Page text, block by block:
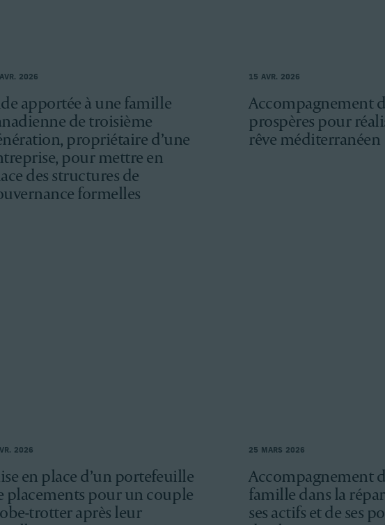
2026
apportée à une famille
de troisième
propriétaire d’une
pour mettre en
des structures de
formelles
15 AVR. 2026
Accompagnement
prospères pour
rêve méditerranéen
2026
en place d’un portefeuille
placements pour un couple
trotter après leur
25 MARS 2026
Accompagnement
famille dans la
ses actifs et de ses